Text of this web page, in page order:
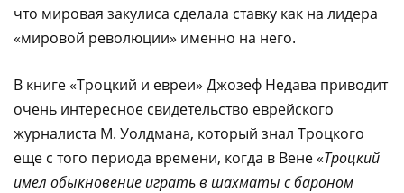
что мировая закулиса сделала ставку как на лидера
«мировой революции» именно на него.
В книге «Троцкий и евреи» Джозеф Недава приводит
очень интересное свидетельство еврейского
журналиста М. Уолдмана, который знал Троцкого
еще с того периода времени, когда в Вене «Троцкий
имел обыкновение играть в шахматы с бароном